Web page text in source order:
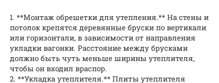
1. **Монтаж обрешетки для утепления.** На стены и
потолок крепятся деревянные бруски по вертикали
или горизонтали, в зависимости от направления
укладки вагонки. Расстояние между брусками
должно быть чуть меньше ширины утеплителя,
чтобы он входил враспор.
2. **Укладка утеплителя.** Плиты утеплителя